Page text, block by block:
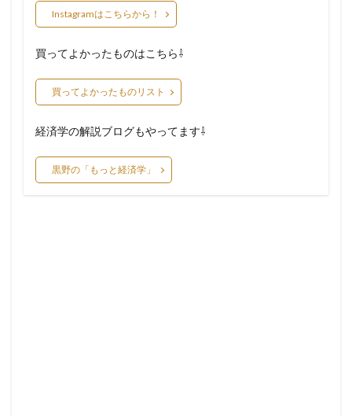
Instagramはこちらから！
買ってよかったものはこちら⇩
買ってよかったものリスト
経済学の解説ブログもやってます⇩
黒野の「もっと経済学」